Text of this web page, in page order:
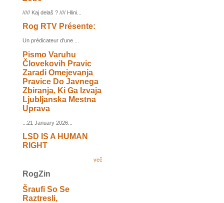
///// Kaj delaš ? //// Hlini...
Rog RTV Présente:
Un prédicateur d'une ...
Pismo Varuhu
Človekovih Pravic
Zaradi Omejevanja
Pravice Do Javnega
Zbiranja, Ki Ga Izvaja
Ljubljanska Mestna
Uprava
...21 January 2026...
LSD IS A HUMAN
RIGHT
več
RogZin
Šraufi So Se
Raztresli,